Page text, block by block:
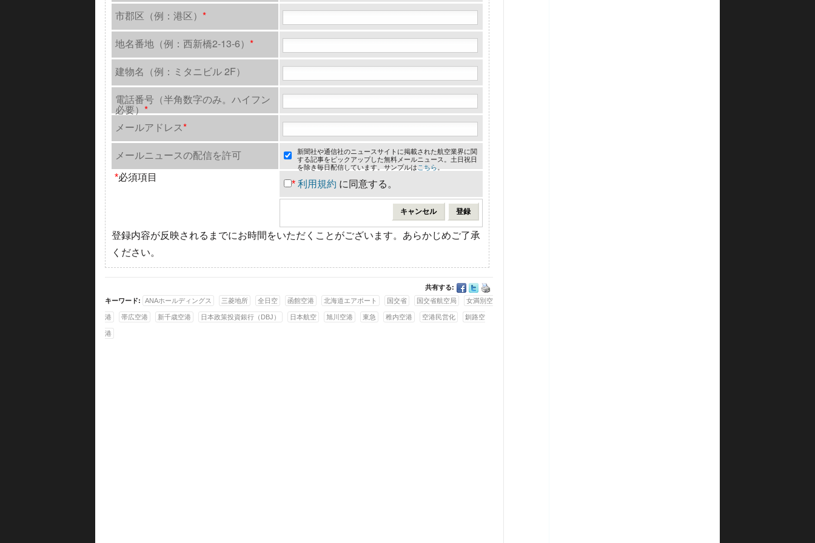
市郡区（例：港区） *
地名番地（例：西新橋2-13-6） *
建物名（例：ミタニビル 2F）
電話番号（半角数字のみ。ハイフン
必要） *
メールアドレス*
メールニュースの配信を許可
* 利用規約 に同意する。
*必須項目
新聞社や通信社のニュースサイトに掲載された航空業界に関
する記事をピックアップした無料メールニュース。土日祝日
を除き毎日配信しています。サンプルは こちら
登録内容が反映されるまでにお時間をいただくことがございます。あらかじめご了承
ください。
共有する:
キーワード:
ANAホールディングス 三菱地所 全日空 函館空港 北海道エアポート 国交省 国交省航空局 女満別空
港 帯広空港 新千歳空港 日本政策投資銀行（DBJ） 日本航空 旭川空港 東急 稚内空港 空港民営化 釧路空
港